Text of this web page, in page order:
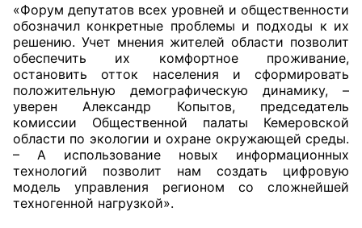
«Форум депутатов всех уровней и общественности
обозначил конкретные проблемы и подходы к их
решению. Учет мнения жителей области позволит
обеспечить их комфортное проживание,
остановить отток населения и сформировать
положительную демографическую динамику, –
уверен Александр Копытов, председатель
комиссии Общественной палаты Кемеровской
области по экологии и охране окружающей среды.
– А использование новых информационных
технологий позволит нам создать цифровую
модель управления регионом со сложнейшей
техногенной нагрузкой».